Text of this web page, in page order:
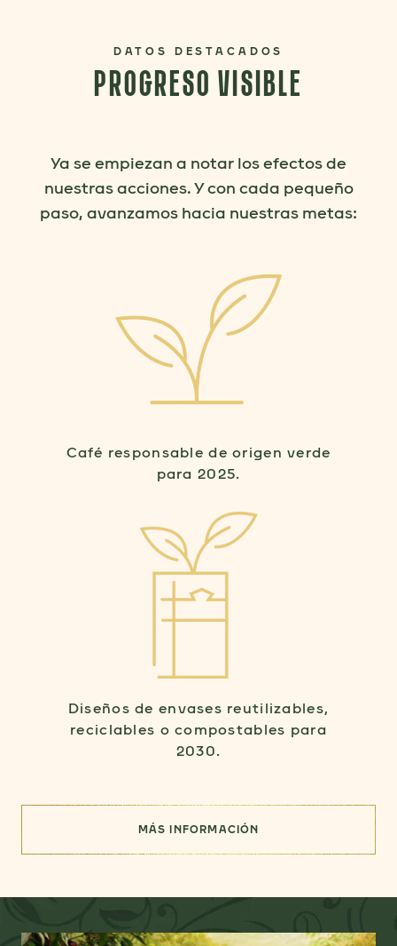
DATOS DESTACADOS
PROGRESO VISIBLE
Ya se empiezan a notar los efectos de
nuestras acciones. Y con cada pequeño
paso, avanzamos hacia nuestras metas:
Café responsable de origen verde
para 2025.
Diseños de envases reutilizables,
reciclables o compostables para
2030.
MÁS INFORMACIÓN